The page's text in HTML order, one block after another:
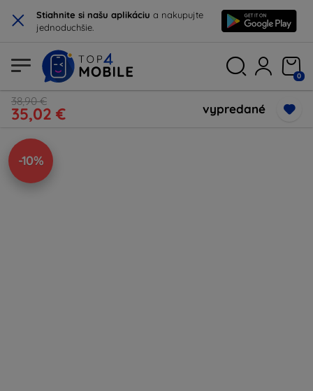
× Stiahnite si našu aplikáciu a nakupujte
jednoduchšie.
0
38,90 €
35,02 € vypredané
-10%